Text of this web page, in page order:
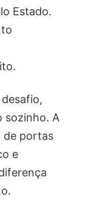
Estado.
sozinho. A
de portas
e